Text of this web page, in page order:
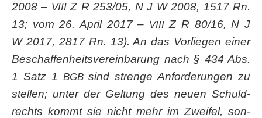
2008 – VIIIZ R 253/05, N J W 2008, 1517 Rn.
13; vom 26. April 2017 – VIIIZ R 80/16, N J
W 2017, 2817 Rn. 13). An das Vor­lie­gen einer
Beschaf­fen­heits­ver­ein­ba­rung nach § 434 Abs.
1 Satz 1 BGBsind stren­ge Anfor­de­run­gen zu
stel­len; unter der Gel­tung des neu­en Schuld­
rechts kommt sie nicht mehr im Zwei­fel, son­